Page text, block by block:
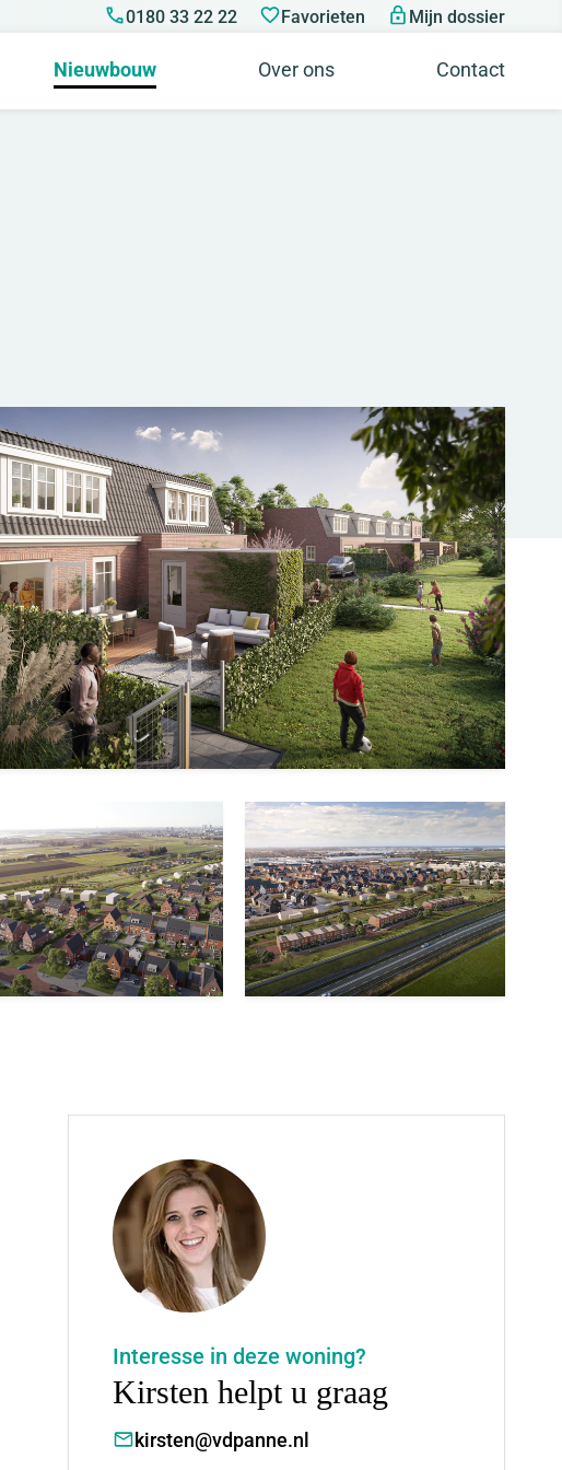
0180 33 22 22 Favorieten Mijn dossier
Nieuwbouw Over ons Contact
Interesse in deze woning?
Kirsten helpt u graag
kirsten@vdpanne.nl